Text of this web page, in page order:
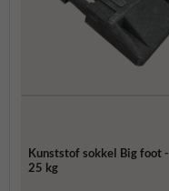
Kunststof sokkel Big foot -
25 kg